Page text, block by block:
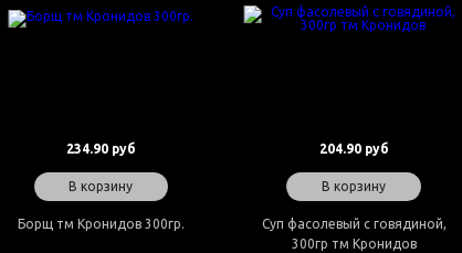
234.90 руб
В корзину
Борщ тм Кронидов 300гр.
204.90 руб
В корзину
Суп фасолевый с говядиной,
300гр тм Кронидов